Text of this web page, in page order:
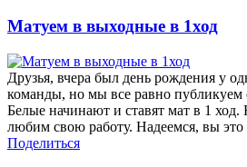
Матуем в выходные в 1ход
Друзья, вчера был день рождения у
команды, но мы все равно публикуем
Белые начинают и ставят мат в 1 ход.
любим свою работу. Надеемся, вы
Поделиться